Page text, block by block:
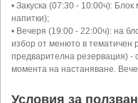
• Закуска (07:30 - 10:00ч):
напитки);
• Вечеря (19:00 - 22:00ч): на
избор от менюто в тематичен
предварителна резервация) -
момента на настаняване.
Условия за